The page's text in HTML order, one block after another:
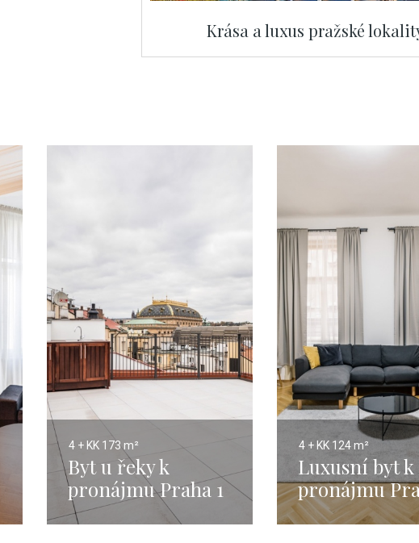
Krása a luxus pražské
4 + KK 173 m²
Byt u řeky k
pronájmu Praha 1
- Nové Město -
4 + KK 124 m²
Luxusní byt k
pronájmu
- Nové